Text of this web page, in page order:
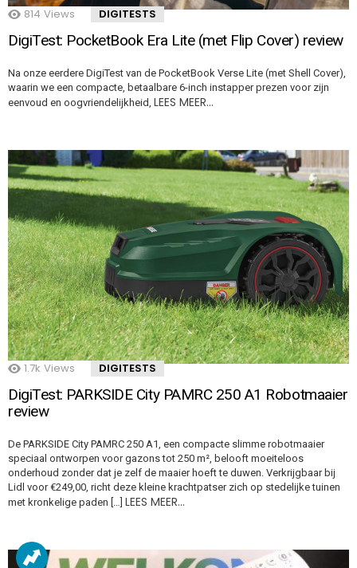
814 Views DIGITESTS
DigiTest: PocketBook Era Lite (met Flip Cover) review
Na onze eerdere DigiTest van de PocketBook Verse Lite (met Shell Cover),
waarin we een compacte, betaalbare 6-inch instapper prezen voor zijn
eenvoud en oogvriendelijkheid, LEES MEER…
1.7k Views DIGITESTS
DigiTest: PARKSIDE City PAMRC 250 A1 Robotmaaier
review
De PARKSIDE City PAMRC 250 A1, een compacte slimme robotmaaier
speciaal ontworpen voor gazons tot 250 m², belooft moeiteloos
onderhoud zonder dat je zelf de maaier hoeft te duwen. Verkrijgbaar bij
Lidl voor €249,00, richt deze kleine krachtpatser zich op stedelijke tuinen
met kronkelige paden […] LEES MEER…